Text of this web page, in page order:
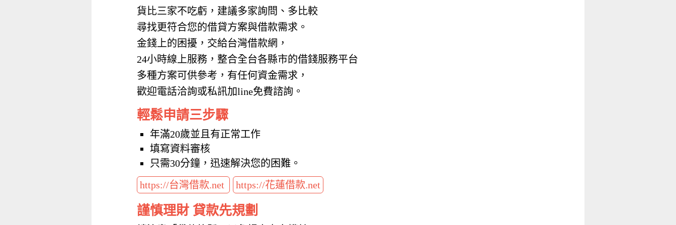
貨比三家不吃虧，建議多家詢問、多比較
尋找更符合您的借貸方案與借款需求。
金錢上的困擾，交給台灣借款網，
24小時線上服務，整合全台各縣市的借錢服務平台
多種方案可供參考，有任何資金需求，
歡迎電話洽詢或私訊加line免費諮詢。
輕鬆申請三步驟
年滿20歲並且有正常工作
填寫資料審核
只需30分鐘，迅速解決您的困難。
https://台灣借款.net
https://花蓮借款.net
謹慎理財 貸款先規劃